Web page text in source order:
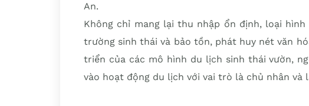
An.
Không chỉ mang lại thu nhập ổn định, loại
trường sinh thái và bảo tồn, phát huy nét văn
triển của các mô hình du lịch sinh thái vườn,
vào hoạt động du lịch với vai trò là chủ nhân và